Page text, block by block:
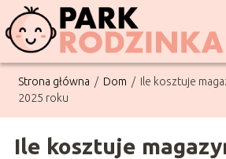
Strona główna / Dom / Ile kosztuje
2025 roku
Ile kosztuje